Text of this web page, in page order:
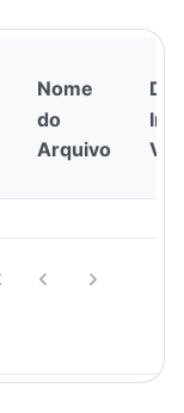
Nome
do
Arquivo